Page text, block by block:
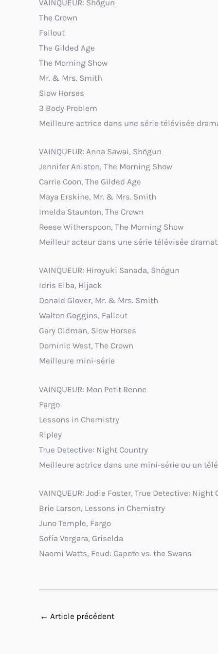
VAINQUEUR: Shōgun
The Crown
Fallout
The Gilded Age
The Morning Show
Mr. & Mrs. Smith
Slow Horses
3 Body Problem
Meilleure actrice dans une série télévisée
VAINQUEUR: Anna Sawai, Shōgun
Jennifer Aniston, The Morning Show
Carrie Coon, The Gilded Age
Maya Erskine, Mr. & Mrs. Smith
Imelda Staunton, The Crown
Reese Witherspoon, The Morning Show
Meilleur acteur dans une série télévisée
VAINQUEUR: Hiroyuki Sanada, Shōgun
Idris Elba, Hijack
Donald Glover, Mr. & Mrs. Smith
Walton Goggins, Fallout
Gary Oldman, Slow Horses
Dominic West, The Crown
Meilleure mini-série
VAINQUEUR: Mon Petit Renne
Fargo
Lessons in Chemistry
Ripley
True Detective: Night Country
Meilleure actrice dans une mini-série ou un
VAINQUEUR: Jodie Foster, True Detective: Night
Brie Larson, Lessons in Chemistry
Juno Temple, Fargo
Sofía Vergara, Griselda
Naomi Watts, Feud: Capote vs. the Swans
← Article précédent